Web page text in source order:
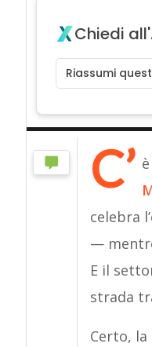
Chiedi
Riassumi
C’
celebra
—
E il
strada
Certo,